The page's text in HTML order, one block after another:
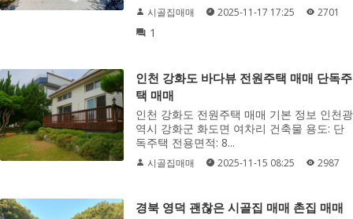
시골집매매 2025-11-17 17:25 2701
1
인천 강화도 바다뷰 전원주택 매매 단독주
택 매매
인천 강화도 전원주택 매매 기본 정보 인천광
역시 강화군 화도면 여차리 건축물 용도: 단
독주택 전용면적: 8...
시골집매매 2025-11-15 08:25 2987
경북 영덕 괜찮은 시골집 매매 촌집 매매